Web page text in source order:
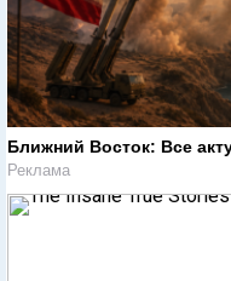
Ближний Восток: Все
Реклама